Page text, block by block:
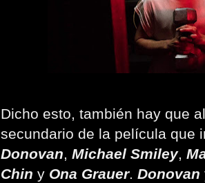
Dicho esto, también hay que
secundario de la película que
Donovan, Michael Smiley,
Chin y Ona Grauer. Donovan